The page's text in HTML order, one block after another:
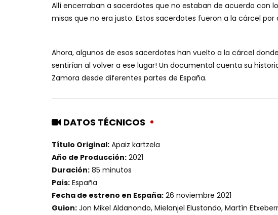
Allí encerraban a sacerdotes que no estaban de acuerdo con
misas que no era justo. Estos sacerdotes fueron a la cárcel
Ahora, algunos de esos sacerdotes han vuelto a la cárcel
sentirían al volver a ese lugar! Un documental cuenta su
Zamora desde diferentes partes de España.
DATOS TÉCNICOS
Título Original: Apaiz kartzela
Año de Producción: 2021
Duración: 85 minutos
País: España
Fecha de estreno en España: 26 noviembre 2021
Guion: Jon Mikel Aldanondo, Mielanjel Elustondo, Martín